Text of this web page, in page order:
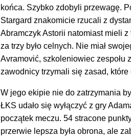
końca. Szybko zdobyli przewagę.
Stargard znakomicie rzucali z
Abramczyk Astorii natomiast mieli
za trzy było celnych. Nie miał
Avramović, szkoleniowiec zespołu
zawodnicy trzymali się zasad,
W jego ekipie nie do zatrzymania
ŁKS udało się wyłączyć z gry
początek meczu. 54 stracone
przerwie lepsza była obrona, ale